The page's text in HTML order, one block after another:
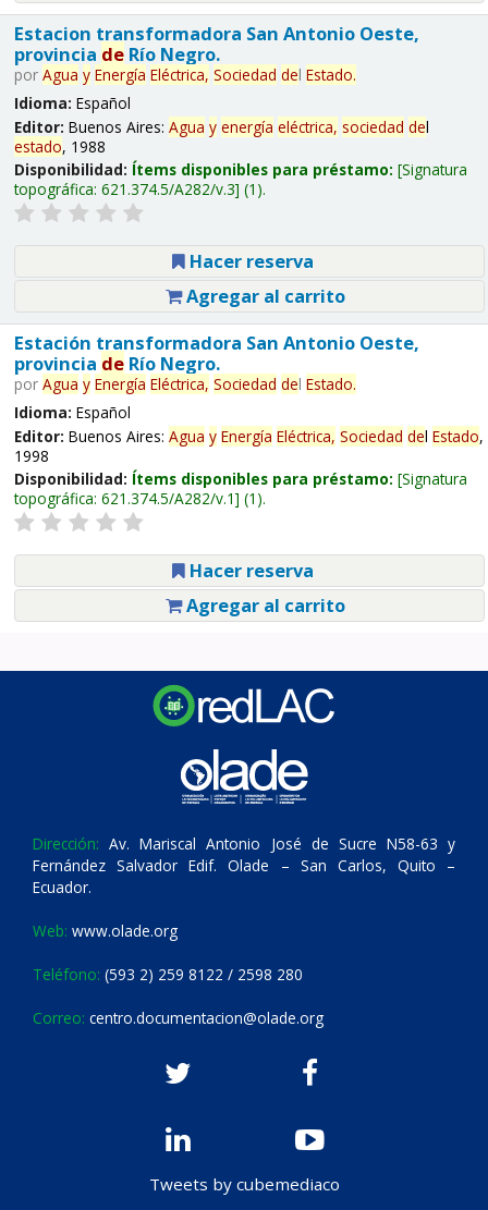
Estacion transformadora San Antonio Oeste,
provincia deRío Negro.
por Agua y Energía Eléctrica, Sociedad del Estado.
Idioma: Español
Editor: Buenos Aires: Agua y energía eléctrica, sociedad del
estado, 1988
Disponibilidad: Ítems disponibles para préstamo: Signatura
topográfica: 621.374.5/A282/v.3 (1).
Hacer reserva
Agregar al carrito
Estación transformadora San Antonio Oeste,
provincia deRío Negro.
por Agua y Energía Eléctrica, Sociedad del Estado.
Idioma: Español
Editor: Buenos Aires: Agua y Energía Eléctrica, Sociedad del Estado,
1998
Disponibilidad: Ítems disponibles para préstamo: Signatura
topográfica: 621.374.5/A282/v.1 (1).
Hacer reserva
Agregar al carrito
Dirección: Av. Mariscal Antonio José de Sucre N58-63 y
Fernández Salvador Edif. Olade – San Carlos, Quito –
Ecuador.
Web: www.olade.org
Teléfono: (593 2) 259 8122 / 2598 280
Correo: centro.documentacion@olade.org
Tweets by cubemediaco